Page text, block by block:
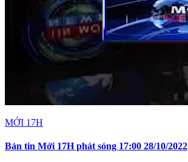
MỚI 17H
Bản tin Mới 17H phát sóng 17:00 28/10/2022